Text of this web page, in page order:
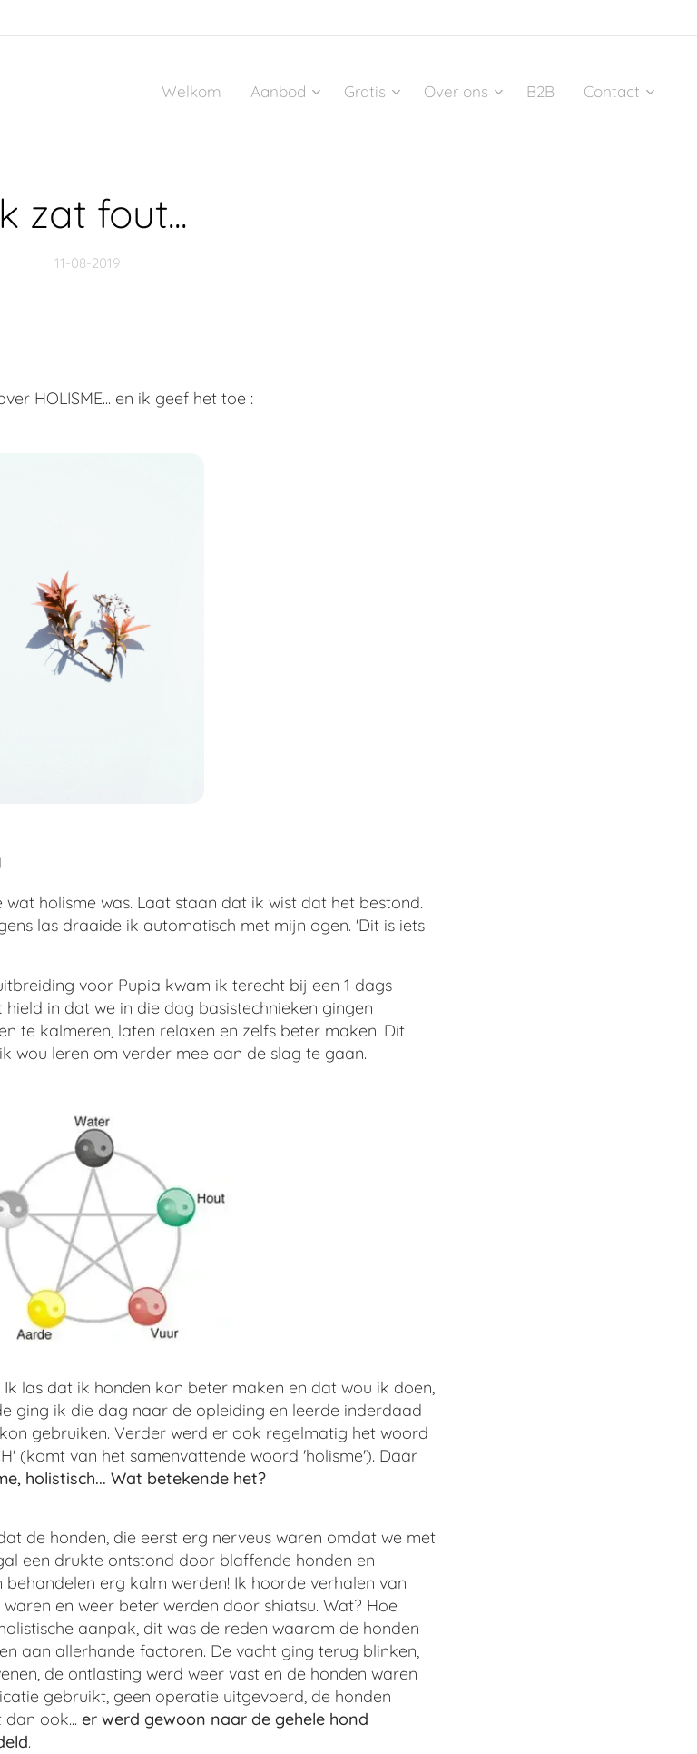
Welkom Aanbod Gratis Over ons B2B Contact
zat fout...
11-08-2019
HOLISME... en ik geef het toe :
holisme was. Laat staan dat ik wist dat het bestond.
las draaide ik automatisch met mijn ogen. 'Dit is iets
voor Pupia kwam ik terecht bij een 1 dags
in dat we in die dag basistechnieken gingen
te kalmeren, laten relaxen en zelfs beter maken. Dit
wou leren om verder mee aan de slag te gaan.
las dat ik honden kon beter maken en dat wou ik doen,
ging ik die dag naar de opleiding en leerde inderdaad
gebruiken. Verder werd er ook regelmatig het woord
(komt van het samenvattende woord 'holisme'). Daar
holistisch... Wat betekende het?
de honden, die eerst erg nerveus waren omdat we met
een drukte ontstond door blaffende honden en
behandelen erg kalm werden! Ik hoorde verhalen van
en weer beter werden door shiatsu. Wat? Hoe
aanpak, dit was de reden waarom de honden
aan allerhande factoren. De vacht ging terug blinken,
de ontlasting werd weer vast en de honden waren
gebruikt, geen operatie uitgevoerd, de honden
ook... er werd gewoon naar de gehele hond
.